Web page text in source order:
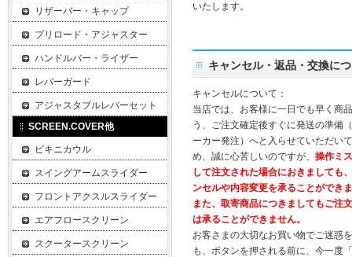
いたします。
キャンセル・返品・交換に
キャンセルについて：
当店では、お客様に一日でも早く商
う、ご注文確定後すぐに発送の準備
ーカー発注）へと入らせていただい
め、誠に心苦しいのですが、 操作ミ
して注文された場合におきましても
ンセルや内容変更を承ることができ
また、取寄商品につきましてもご注
は承ることができません。
お客さまの大切なお買い物でご迷惑
も、ボタンを押される前に、今一度
リザーバー・キャップ
プリロード・アジャスター
ハンドルバー・ライザー
レバーガード
アジャスタブルレバーセット
SCREEN.COVER他
ビキニカウル
スイングアームスライダー
フロントアクスルスライダー
エアフロースクリーン
スクータースクリーン